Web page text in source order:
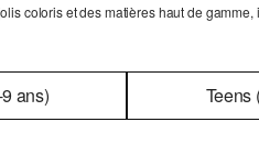
coloris et des matières haut de
ans) Teens